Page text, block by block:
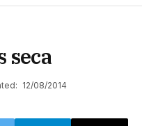
seca
12/08/2014